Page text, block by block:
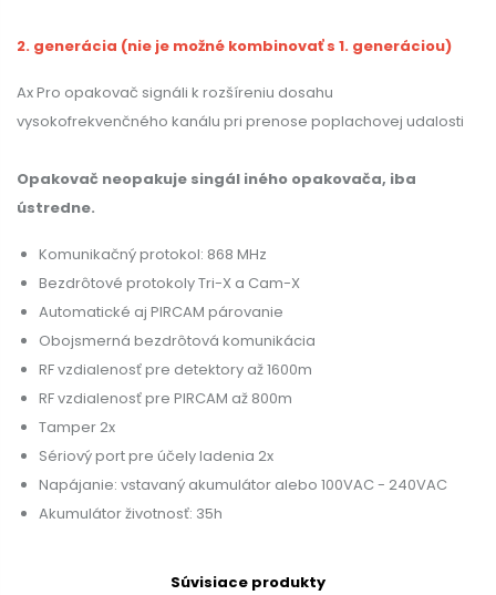
2. generácia (nie je možné kombinovať s 1. generáciou)
Ax Pro opakovač signáli k rozšíreniu dosahu
vysokofrekvenčného kanálu pri prenose poplachovej udalosti
Opakovač neopakuje singál iného opakovača, iba
ústredne.
Komunikačný protokol: 868 MHz
Bezdrôtové protokoly Tri-X a Cam-X
Automatické aj PIRCAM párovanie
Obojsmerná bezdrôtová komunikácia
RF vzdialenosť pre detektory až 1600m
RF vzdialenosť pre PIRCAM až 800m
Tamper 2x
Sériový port pre účely ladenia 2x
Napájanie: vstavaný akumulátor alebo 100VAC - 240VAC
Akumulátor životnosť: 35h
Súvisiace produkty